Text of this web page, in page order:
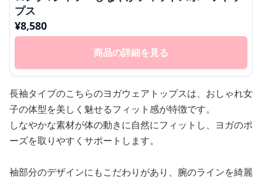
プス
¥8,580
商品の詳細を見る
長袖タイプのこちらのヨガウェアトップスは、おしゃれ女
子の体型を美しく魅せるフィット感が特徴です。
しなやかな素材が体の動きに自然にフィットし、ヨガのポ
ーズを取りやすくサポートします。
袖部分のデザインにもこだわりがあり、腕のラインを綺麗